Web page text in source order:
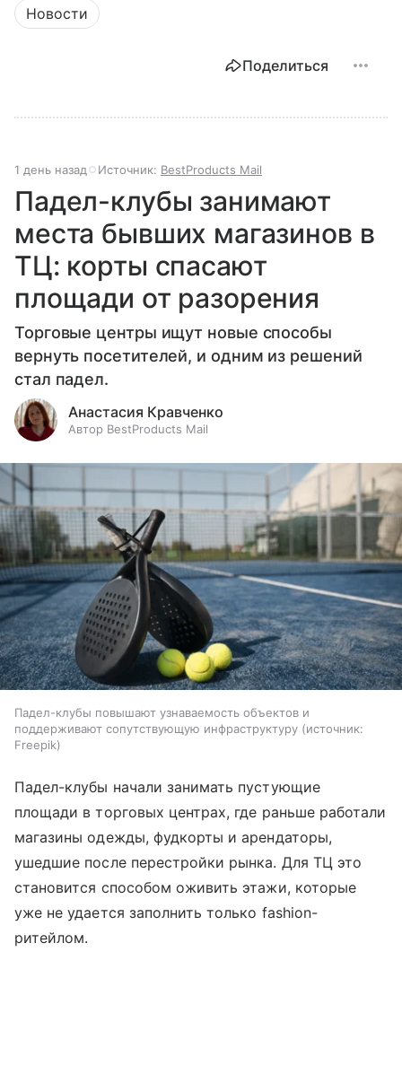
Новости
Поделиться
1 день назад Источник: BestProducts Mail
Падел-клубы занимают
места бывших магазинов в
ТЦ: корты спасают
площади от разорения
Торговые центры ищут новые способы
вернуть посетителей, и одним из решений
стал падел.
Анастасия Кравченко
Автор BestProducts Mail
Падел-клубы повышают узнаваемость объектов и
поддерживают сопутствующую инфраструктуру
источник:
Freepik
Падел-клубы начали занимать пустующие
площади в торговых центрах, где раньше работали
магазины одежды, фудкорты и арендаторы,
ушедшие после перестройки рынка. Для ТЦ это
становится способом оживить этажи, которые
уже не удается заполнить только fashion-
ритейлом.